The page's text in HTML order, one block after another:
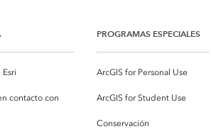
contacto con
PROGRAMAS ESPECIALES
ArcGIS for Personal Use
ArcGIS for Student Use
Conservación